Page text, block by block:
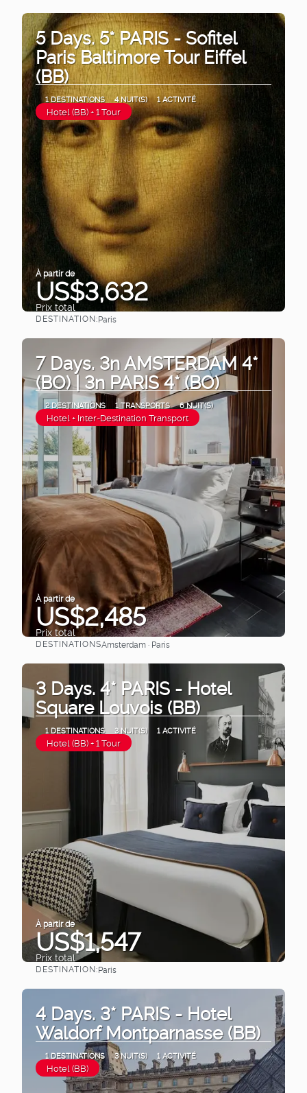
5 Days. 5* PARIS - Sofitel
Paris Baltimore Tour Eiffel
(BB)
1 DESTINATIONS 4 NUIT(S) 1 ACTIVITÉ
Hotel (BB) + 1 Tour
À partir de
US$3,632
Prix ​​total
DESTINATION:Paris
7 Days. 3n AMSTERDAM 4*
(BO) | 3n PARIS 4* (BO)
2 DESTINATIONS 1 TRANSPORTS 6 NUIT(S)
Hotel + Inter-Destination Transport
À partir de
US$2,485
Prix ​​total
Afficher
DESTINATIONSAmsterdam · Paris
3 Days. 4* PARIS - Hotel
Square Louvois (BB)
1 DESTINATIONS 3 NUIT(S) 1 ACTIVITÉ
Hotel (BB) + 1 Tour
À partir de
US$1,547
Prix ​​total
DESTINATION:Paris
4 Days. 3* PARIS - Hotel
Waldorf Montparnasse (BB)
1 DESTINATIONS 3 NUIT(S) 1 ACTIVITÉ
Hotel (BB)